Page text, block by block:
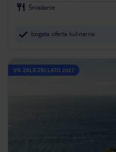
Śniadanie
bogata oferta kulinarna
5% ZALICZKI LATO 2027